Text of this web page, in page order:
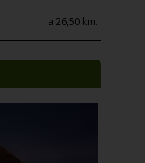
a 26,50 km.